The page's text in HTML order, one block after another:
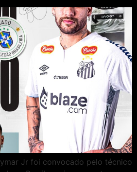
Jr foi convocado pelo técnico